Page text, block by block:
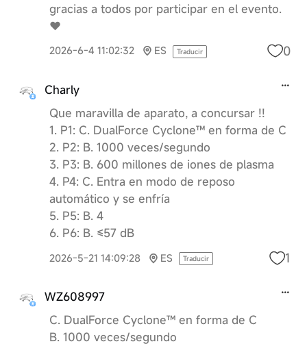
gracias a todos por participar en el evento.
❤️
2026-6-4 11:02:32 ES Traducir 0
Charly
Que maravilla de aparato, a concursar !!
1. P1: C. DualForce Cyclone™ en forma de C
2. P2: B. 1000 veces/segundo
3. P3: B. 600 millones de iones de plasma
4. P4: C. Entra en modo de reposo
automático y se enfría
5. P5: B. 4
6. P6: B. ≤57 dB
2026-5-21 14:09:28 ES Traducir 1
WZ608997
C. DualForce Cyclone™ en forma de C
B. 1000 veces/segundo